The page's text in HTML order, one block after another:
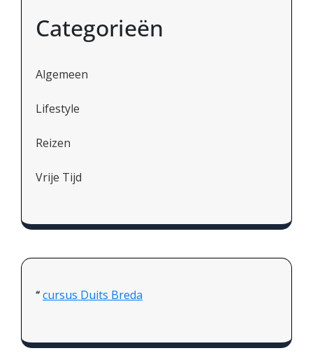
Categorieën
Algemeen
Lifestyle
Reizen
Vrije Tijd
cursus Duits Breda